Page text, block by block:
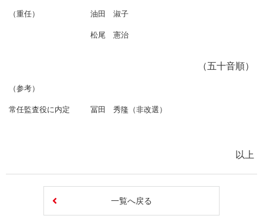
（重任） 油田 淑子
松尾 憲治
（五十音順）
（参考）
常任監査役に内定 冨田 秀隆（非改選）
以上
一覧へ戻る